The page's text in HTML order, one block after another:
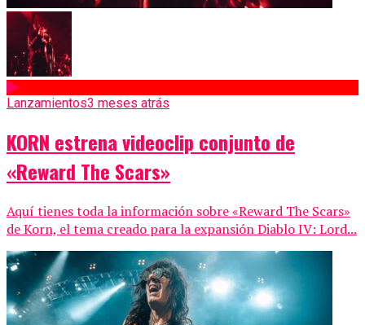
Lanzamientos3 meses atrás
KORN estrena videoclip conjunto de
«Reward The Scars»
Aquí tienes toda la información sobre «Reward The Scars»
de Korn, el tema creado para la expansión Diablo IV: Lord...